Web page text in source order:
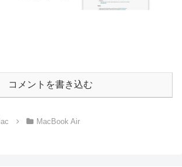
コメントを書き込む
MacBook Air